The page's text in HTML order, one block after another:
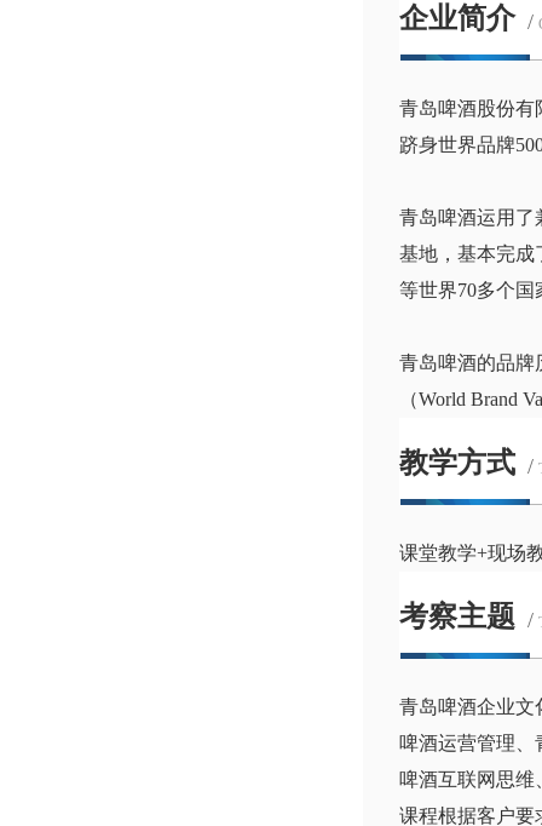
企业简介 /
青岛啤酒股份有
跻身世界品牌
青岛啤酒运用了
基地，基本完成
等世界70多个
青岛啤酒的品牌
（World Brand
教学方式 /
课堂教学+现场
考察主题 /
青岛啤酒企业文
啤酒运营管理
啤酒互联网思维
课程根据客户要